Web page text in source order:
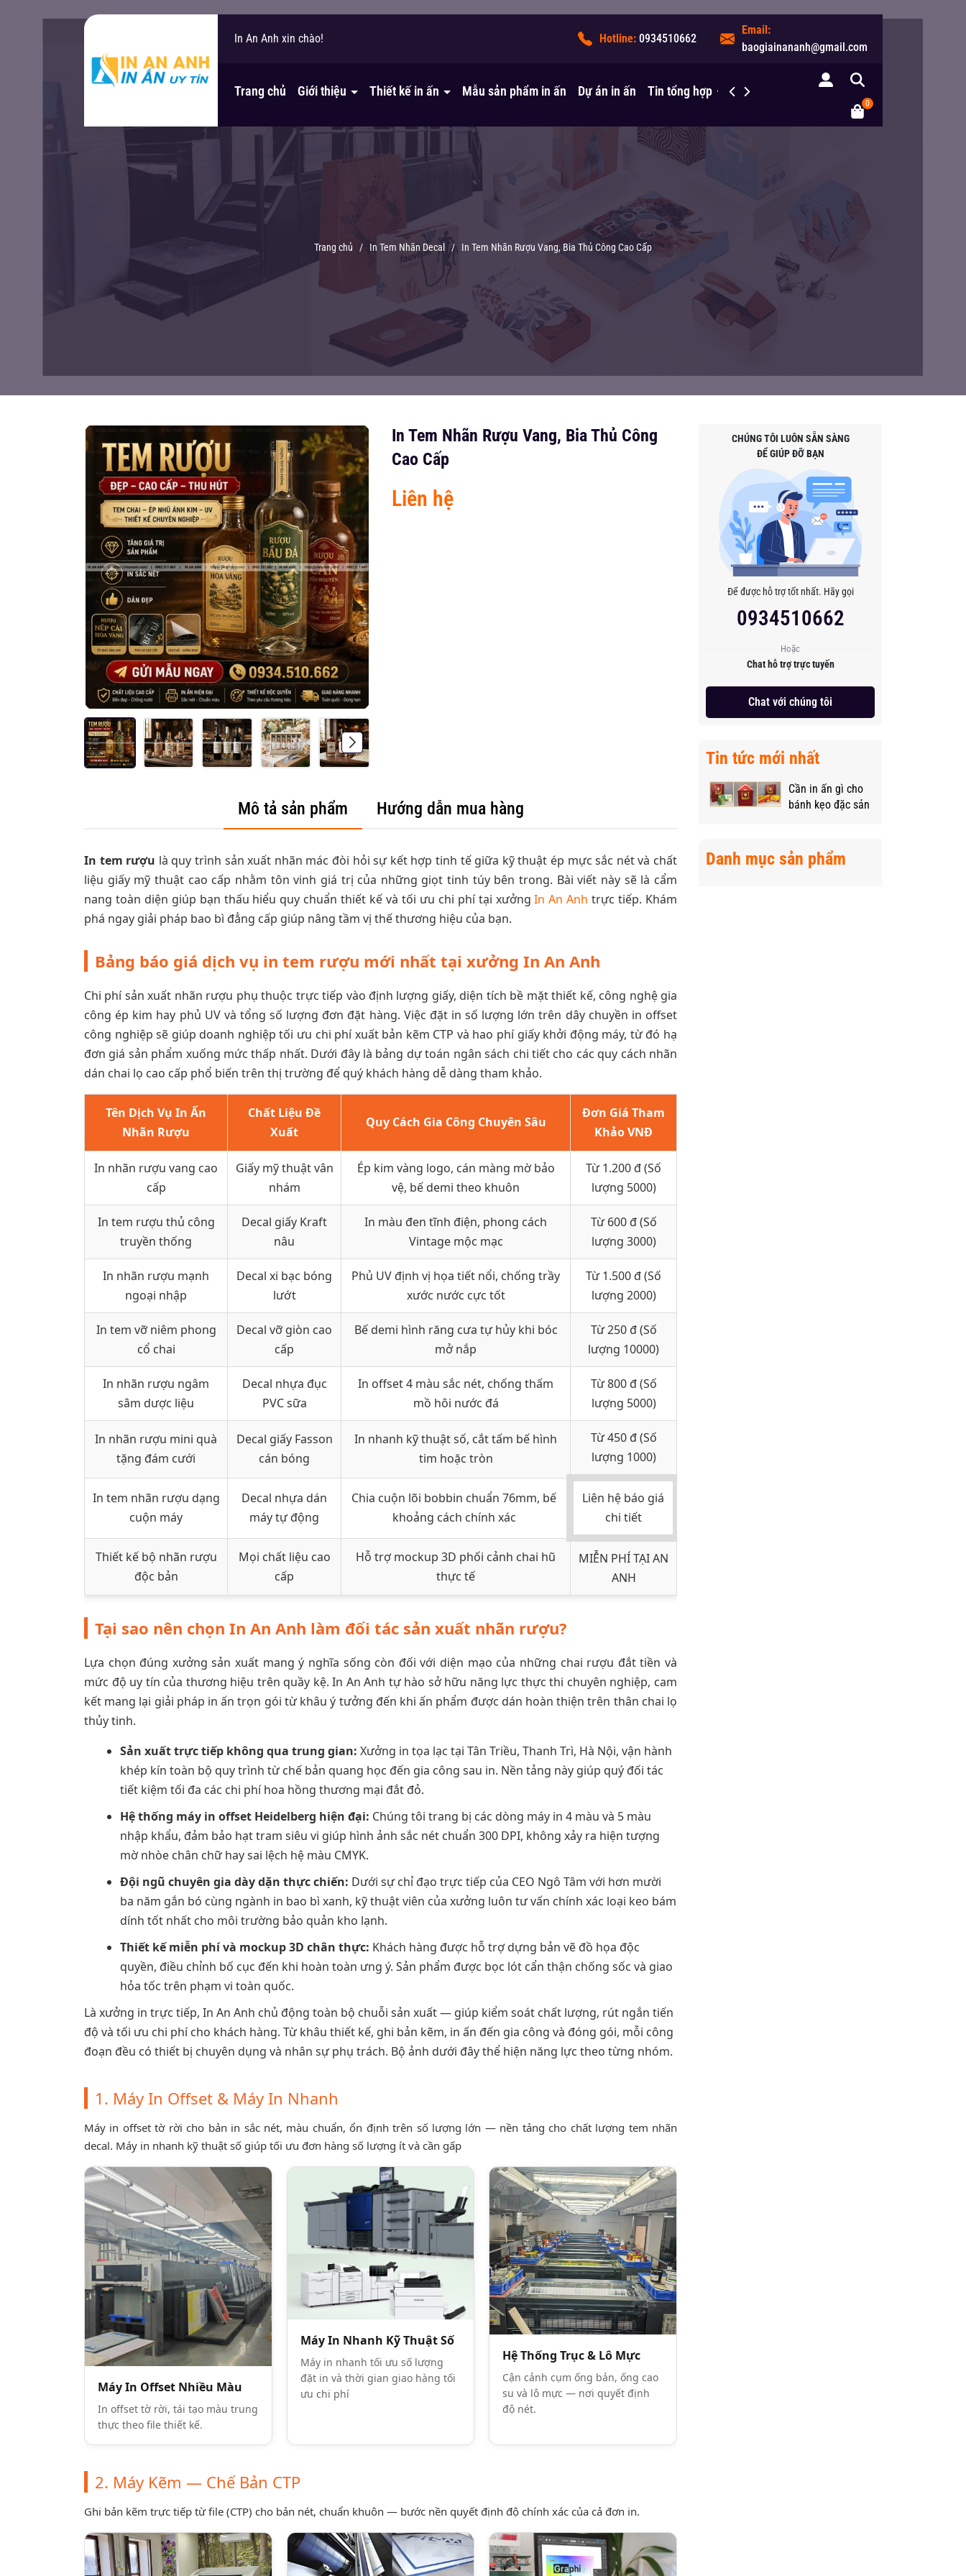
In An Anh xin chào!
Bạn cần hỗ trợ? Hotline: 0934510662
Email:
baogiainananh@gmail.com
Trang chủ Giới thiệu Thiết kế in ấn Mẫu sản phẩm in ấn Dự án in ấn Tin tổng hợp Liên hệ
0
Trang chủ / In Tem Nhãn Decal / In Tem Nhãn Rượu Vang, Bia Thủ Công Cao Cấp
In Tem Nhãn Rượu Vang, Bia Thủ Công
Cao Cấp
Liên hệ
Mô tả sản phẩm Hướng dẫn mua hàng
In tem rượu là quy trình sản xuất nhãn mác đòi hỏi sự kết hợp tinh tế giữa kỹ thuật ép mực sắc nét và chất
liệu giấy mỹ thuật cao cấp nhằm tôn vinh giá trị của những giọt tinh túy bên trong. Bài viết này sẽ là cẩm
nang toàn diện giúp bạn thấu hiểu quy chuẩn thiết kế và tối ưu chi phí tại xưởngIn An Anh trực tiếp. Khám
phá ngay giải pháp bao bì đẳng cấp giúp nâng tầm vị thế thương hiệu của bạn.
Bảng báo giá dịch vụ in tem rượu mới nhất tại xưởng In An Anh
Chi phí sản xuất nhãn rượu phụ thuộc trực tiếp vào định lượng giấy, diện tích bề mặt thiết kế, công nghệ gia
công ép kim hay phủ UV và tổng số lượng đơn đặt hàng. Việc đặt in số lượng lớn trên dây chuyền in offset
công nghiệp sẽ giúp doanh nghiệp tối ưu chi phí xuất bản kẽm CTP và hao phí giấy khởi động máy, từ đó hạ
đơn giá sản phẩm xuống mức thấp nhất. Dưới đây là bảng dự toán ngân sách chi tiết cho các quy cách nhãn
dán chai lọ cao cấp phổ biến trên thị trường để quý khách hàng dễ dàng tham khảo.
Tên Dịch Vụ In Ấn
Nhãn Rượu
Chất Liệu Đề
Xuất
Quy Cách Gia Công Chuyên Sâu
Đơn Giá Tham
Khảo VNĐ
In nhãn rượu vang cao
cấp
Giấy mỹ thuật vân
nhám
Ép kim vàng logo, cán màng mờ bảo
vệ, bế demi theo khuôn
Từ 1.200 đ (Số
lượng 5000)
In tem rượu thủ công
truyền thống
Decal giấy Kraft
nâu
In màu đen tĩnh điện, phong cách
Vintage mộc mạc
Từ 600 đ (Số
lượng 3000)
In nhãn rượu mạnh
ngoại nhập
Decal xi bạc bóng
lướt
Phủ UV định vị họa tiết nổi, chống trầy
xước nước cực tốt
Từ 1.500 đ (Số
lượng 2000)
In tem vỡ niêm phong
cổ chai
Decal vỡ giòn cao
cấp
Bế demi hình răng cưa tự hủy khi bóc
mở nắp
Từ 250 đ (Số
lượng 10000)
In nhãn rượu ngâm
sâm dược liệu
Decal nhựa đục
PVC sữa
In offset 4 màu sắc nét, chống thấm
mồ hôi nước đá
Từ 800 đ (Số
lượng 5000)
In nhãn rượu mini quà
tặng đám cưới
Decal giấy Fasson
cán bóng
In nhanh kỹ thuật số, cắt tấm bế hình
tim hoặc tròn
Từ 450 đ (Số
lượng 1000)
In tem nhãn rượu dạng
cuộn máy
Decal nhựa dán
máy tự động
Chia cuộn lõi bobbin chuẩn 76mm, bế
khoảng cách chính xác
Liên hệ báo giá
chi tiết
Thiết kế bộ nhãn rượu
độc bản
Mọi chất liệu cao
cấp
Hỗ trợ mockup 3D phối cảnh chai hũ
thực tế
MIỄN PHÍ TẠI AN
ANH
Tại sao nên chọn In An Anh làm đối tác sản xuất nhãn rượu?
Lựa chọn đúng xưởng sản xuất mang ý nghĩa sống còn đối với diện mạo của những chai rượu đắt tiền và
mức độ uy tín của thương hiệu trên quầy kệ. In An Anh tự hào sở hữu năng lực thực thi chuyên nghiệp, cam
kết mang lại giải pháp in ấn trọn gói từ khâu ý tưởng đến khi ấn phẩm được dán hoàn thiện trên thân chai lọ
thủy tinh.
Sản xuất trực tiếp không qua trung gian: Xưởng in tọa lạc tại Tân Triều, Thanh Trì, Hà Nội, vận hành
khép kín toàn bộ quy trình từ chế bản quang học đến gia công sau in. Nền tảng này giúp quý đối tác
tiết kiệm tối đa các chi phí hoa hồng thương mại đắt đỏ.
Hệ thống máy in offset Heidelberg hiện đại: Chúng tôi trang bị các dòng máy in 4 màu và 5 màu
nhập khẩu, đảm bảo hạt tram siêu vi giúp hình ảnh sắc nét chuẩn 300 DPI, không xảy ra hiện tượng
mờ nhòe chân chữ hay sai lệch hệ màu CMYK.
Đội ngũ chuyên gia dày dặn thực chiến: Dưới sự chỉ đạo trực tiếp của CEO Ngô Tâm với hơn mười
ba năm gắn bó cùng ngành in bao bì xanh, kỹ thuật viên của xưởng luôn tư vấn chính xác loại keo bám
dính tốt nhất cho môi trường bảo quản kho lạnh.
Thiết kế miễn phí và mockup 3D chân thực: Khách hàng được hỗ trợ dựng bản vẽ đồ họa độc
quyền, điều chỉnh bố cục đến khi hoàn toàn ưng ý. Sản phẩm được bọc lót cẩn thận chống sốc và giao
hỏa tốc trên phạm vi toàn quốc.
Là xưởng in trực tiếp, In An Anh chủ động toàn bộ chuỗi sản xuất — giúp kiểm soát chất lượng, rút ngắn tiến
độ và tối ưu chi phí cho khách hàng. Từ khâu thiết kế, ghi bản kẽm, in ấn đến gia công và đóng gói, mỗi công
đoạn đều có thiết bị chuyên dụng và nhân sự phụ trách. Bộ ảnh dưới đây thể hiện năng lực theo từng nhóm.
1. Máy In Offset & Máy In Nhanh
Máy in offset tờ rời cho bản in sắc nét, màu chuẩn, ổn định trên số lượng lớn — nền tảng cho chất lượng tem nhãn
decal. Máy in nhanh kỹ thuật số giúp tối ưu đơn hàng số lượng ít và cần gấp
Máy In Offset Nhiều Màu
In offset tờ rời, tái tạo màu trung
thực theo file thiết kế.
Máy In Nhanh Kỹ Thuật Số
Máy in nhanh tối ưu số lượng
đặt in và thời gian giao hàng tối
ưu chi phí
Hệ Thống Trục & Lô Mực
Cận cảnh cụm ống bản, ống cao
su và lô mực — nơi quyết định
độ nét.
2. Máy Kẽm — Chế Bản CTP
Ghi bản kẽm trực tiếp từ file (CTP) cho bản nét, chuẩn khuôn — bước nền quyết định độ chính xác của cả đơn in.
CHÚNG TÔI LUÔN SẴN SÀNG
ĐỂ GIÚP ĐỠ BẠN
Để được hỗ trợ tốt nhất. Hãy gọi
0934510662
Hoặc
Chat hỗ trợ trực tuyến
Chat với chúng tôi
Tin tức mới nhất
Cần in ấn gì cho
bánh kẹo đặc sản
phẩm?
Danh mục sản phẩm